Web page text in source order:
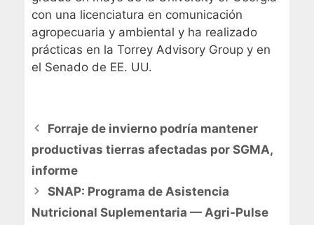
con una licenciatura en comunicación
agropecuaria y ambiental y ha realizado
prácticas en la Torrey Advisory Group y en
el Senado de EE. UU.
Forraje de invierno podría mantener
productivas tierras afectadas por SGMA,
informe
SNAP: Programa de Asistencia
Nutricional Suplementaria — Agri-Pulse